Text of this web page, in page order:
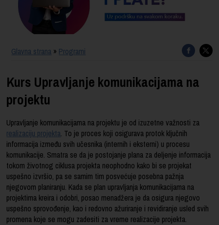
UČENJE NA DALJINU
SERTIFIKACIJA
Glavna strana » Programi
Kurs Upravljanje komunikacijama na
projektu
Upravljanje komunikacijama na projektu je od izuzetne važnosti za
realizaciju projekta. To je proces koji osigurava protok ključnih
informacija između svih učesnika (internih i eksterni) u procesu
komunikacije. Smatra se da je postojanje plana za deljenje informacija
tokom životnog ciklusa projekta neophodno kako bi se projekat
uspešno izvršio, pa se samim tim posvećuje posebna pažnja
njegovom planiranju. Kada se plan upravljanja komunikacijama na
projektima kreira i odobri, posao menadžera je da osigura njegovo
uspešno sprovođenje, kao i redovno ažuriranje i revidiranje usled svih
promena koje se mogu zadesiti za vreme realizacije projekta.